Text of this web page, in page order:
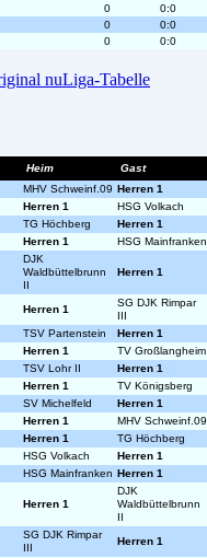
0 0:0
0 0:0
0 0:0
nuLiga-Tabelle
Heim
Gast
MHV Schweinf.09 Herren 1
Herren 1
HSG Volkach
TG Höchberg
Herren 1
Herren 1 HSG Mainfranken
DJK
Waldbüttelbrunn
II
Herren 1
Herren 1
SG DJK Rimpar
III
TSV Partenstein
Herren 1
Herren 1
TV Großlangheim
TSV Lohr II
Herren 1
Herren 1
TV Königsberg
SV Michelfeld
Herren 1
Herren 1
MHV Schweinf.09
Herren 1
TG Höchberg
HSG Volkach
Herren 1
HSG Mainfranken Herren 1
Herren 1
DJK
Waldbüttelbrunn
II
SG DJK Rimpar
III
Herren 1